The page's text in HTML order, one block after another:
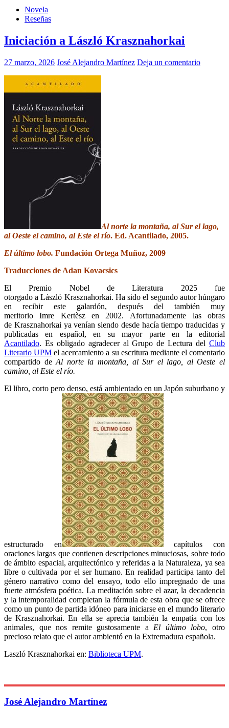
Compartir
Novela
Reseñas
Iniciación a László Krasznahorkai
27 marzo, 2026 José Alejandro Martínez Deja un comentario
Al norte la montaña, al Sur el lago,
al Oeste el camino, al Este el río. Ed. Acantilado, 2005.
El último lobo. Fundación Ortega Muñoz, 2009
Traducciones de Adan Kovacsics
El Premio Nobel de Literatura 2025 fue
otorgado a László Krasznahorkai. Ha sido el segundo autor húngaro
en recibir este galardón, después del también muy
meritorio Imre Kertèsz en 2002. Afortunadamente las obras
de Krasznahorkai ya venían siendo desde hacía tiempo traducidas y
publicadas en español, en su mayor parte en la editorial
Acantilado. Es obligado agradecer al Grupo de Lectura del Club
Literario UPM el acercamiento a su escritura mediante el comentario
compartido deAl norte la montaña, al Sur el lago, al Oeste el
camino, al Este el río.
El libro, corto pero denso, está ambientado en un Japón suburbano y
estructurado en
capítulos con
oraciones largas que contienen descripciones minuciosas, sobre todo
de ámbito espacial, arquitectónico y referidas a la Naturaleza, ya sea
libre o cultivada por el ser humano. En realidad participa tanto del
género narrativo como del ensayo, todo ello impregnado de una
fuerte atmósfera poética. La meditación sobre el azar, la decadencia
y la intemporalidad completan la fórmula de esta obra que se ofrece
como un punto de partida idóneo para iniciarse en el mundo literario
de Krasznahorkai. En ella se aprecia también la empatía con los
animales, que nos remite gustosamente a El último lobo, otro
precioso relato que el autor ambientó en la Extremadura española.
Laszló Krasznahorkai en: Biblioteca UPM.
José Alejandro Martínez